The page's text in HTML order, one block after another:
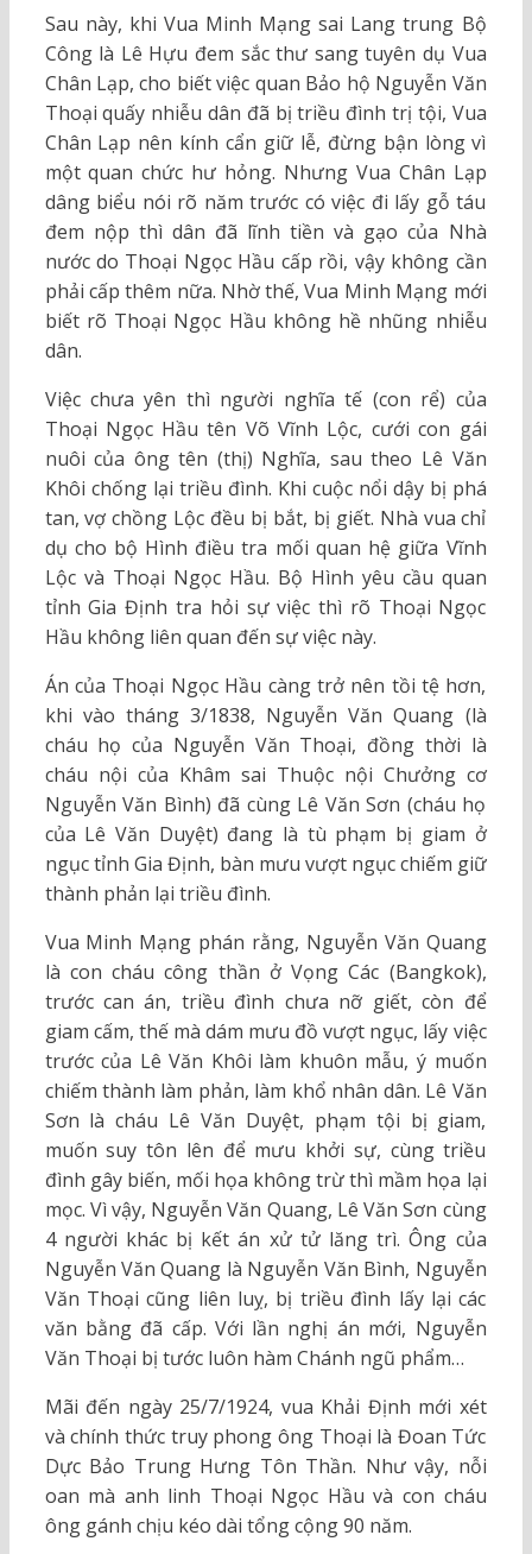
Sau này, khi Vua Minh Mạng sai Lang trung Bộ
Công là Lê Hựu đem sắc thư sang tuyên dụ Vua
Chân Lạp, cho biết việc quan Bảo hộ Nguyễn Văn
Thoại quấy nhiễu dân đã bị triều đình trị tội, Vua
Chân Lạp nên kính cẩn giữ lễ, đừng bận lòng vì
một quan chức hư hỏng. Nhưng Vua Chân Lạp
dâng biểu nói rõ năm trước có việc đi lấy gỗ táu
đem nộp thì dân đã lĩnh tiền và gạo của Nhà
nước do Thoại Ngọc Hầu cấp rồi, vậy không cần
phải cấp thêm nữa. Nhờ thế, Vua Minh Mạng mới
biết rõ Thoại Ngọc Hầu không hề nhũng nhiễu
dân.
Việc chưa yên thì người nghĩa tế (con rể) của
Thoại Ngọc Hầu tên Võ Vĩnh Lộc, cưới con gái
nuôi của ông tên (thị) Nghĩa, sau theo Lê Văn
Khôi chống lại triều đình. Khi cuộc nổi dậy bị phá
tan, vợ chồng Lộc đều bị bắt, bị giết. Nhà vua chỉ
dụ cho bộ Hình điều tra mối quan hệ giữa Vĩnh
Lộc và Thoại Ngọc Hầu. Bộ Hình yêu cầu quan
tỉnh Gia Định tra hỏi sự việc thì rõ Thoại Ngọc
Hầu không liên quan đến sự việc này.
Án của Thoại Ngọc Hầu càng trở nên tồi tệ hơn,
khi vào tháng 3/1838, Nguyễn Văn Quang (là
cháu họ của Nguyễn Văn Thoại, đồng thời là
cháu nội của Khâm sai Thuộc nội Chưởng cơ
Nguyễn Văn Bình) đã cùng Lê Văn Sơn (cháu họ
của Lê Văn Duyệt) đang là tù phạm bị giam ở
ngục tỉnh Gia Định, bàn mưu vượt ngục chiếm giữ
thành phản lại triều đình.
Vua Minh Mạng phán rằng, Nguyễn Văn Quang
là con cháu công thần ở Vọng Các (Bangkok),
trước can án, triều đình chưa nỡ giết, còn để
giam cấm, thế mà dám mưu đồ vượt ngục, lấy việc
trước của Lê Văn Khôi làm khuôn mẫu, ý muốn
chiếm thành làm phản, làm khổ nhân dân. Lê Văn
Sơn là cháu Lê Văn Duyệt, phạm tội bị giam,
muốn suy tôn lên để mưu khởi sự, cùng triều
đình gây biến, mối họa không trừ thì mầm họa lại
mọc. Vì vậy, Nguyễn Văn Quang, Lê Văn Sơn cùng
4 người khác bị kết án xử tử lăng trì. Ông của
Nguyễn Văn Quang là Nguyễn Văn Bình, Nguyễn
Văn Thoại cũng liên luỵ, bị triều đình lấy lại các
văn bằng đã cấp. Với lần nghị án mới, Nguyễn
Văn Thoại bị tước luôn hàm Chánh ngũ phẩm…
Mãi đến ngày 25/7/1924, vua Khải Định mới xét
và chính thức truy phong ông Thoại là Đoan Tức
Dực Bảo Trung Hưng Tôn Thần. Như vậy, nỗi
oan mà anh linh Thoại Ngọc Hầu và con cháu
ông gánh chịu kéo dài tổng cộng 90 năm.